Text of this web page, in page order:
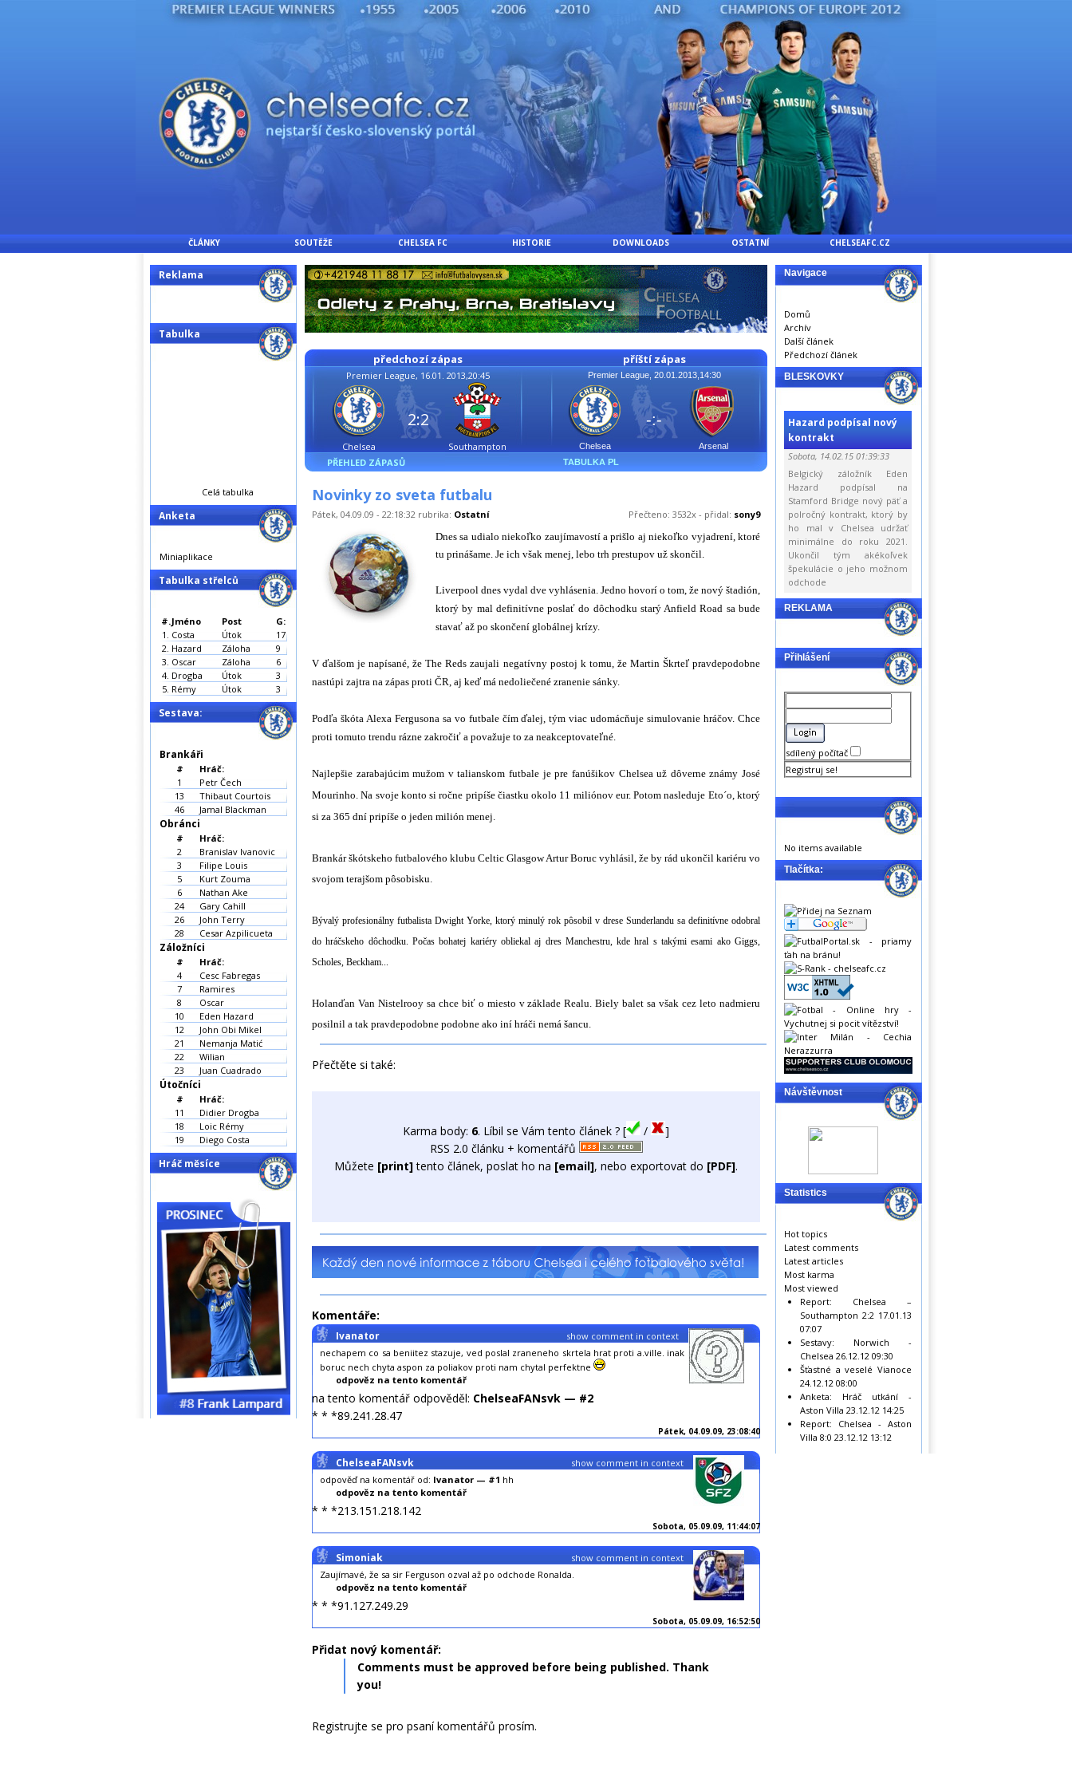
ČLÁNKY SOUTĚŽE CHELSEA FC HISTORIE DOWNLOADS OSTATNÍ CHELSEAFC.CZ
předchozí zápas
Premier League, 16.01. 2013,20:45
Chelsea Southampton
2:2
PŘEHLED ZÁPASŮ
příští zápas
Premier League, 20.01.2013,14:30
Chelsea Arsenal
-:-
TABULKA PL
Novinky zo sveta futbalu
Pátek, 04.09.09 - 22:18:32 rubrika: Ostatní Přečteno: 3532x - přidal: sony9
Dnes sa udialo niekoľko zaujímavostí a prišlo aj niekoľko vyjadrení, ktoré
tu prinášame. Je ich však menej, lebo trh prestupov už skončil.
Liverpool dnes vydal dve vyhlásenia. Jedno hovorí o tom, že nový štadión,
ktorý by mal definitívne poslať do dôchodku starý Anfield Road sa bude
stavať až po skončení globálnej krízy.
V ďalšom je napísané, že The Reds zaujali negatívny postoj k tomu, že Martin Škrteľ pravdepodobne
nastúpi zajtra na zápas proti ČR, aj keď má nedoliečené zranenie sánky.
Podľa škóta Alexa Fergusona sa vo futbale čím ďalej, tým viac udomácňuje simulovanie hráčov. Chce
proti tomuto trendu rázne zakročiť a považuje to za neakceptovateľné.
Najlepšie zarabajúcim mužom v talianskom futbale je pre fanúšikov Chelsea už dôverne známy José
Mourinho. Na svoje konto si ročne pripíše čiastku okolo 11 miliónov eur.Potom nasleduje Eto´o, ktorý
si za 365 dní pripíše o jeden milión menej.
Brankár škótskeho futbalového klubu Celtic Glasgow Artur Boruc vyhlásil, že by rád ukončil kariéru vo
svojom terajšom pôsobisku.
Bývalý profesionálny futbalista Dwight Yorke, ktorý minulý rok pôsobil v drese Sunderlandu sa definitívne odobral
do hráčskeho dôchodku. Počas bohatej kariéry obliekal aj dres Manchestru, kde hral s takými esami ako Giggs,
Scholes, Beckham...
Holanďan Van Nistelrooy sa chce biť o miesto v základe Realu. Biely balet sa však cez leto nadmieru
posilnil a tak pravdepodobne podobne ako iní hráči nemá šancu.
Přečtěte si také:
Karma body: 6. Líbil se Vám tento článek ? [ /
]
RSS 2.0 článku + komentářů
Můžete [print]tento článek, poslat ho na [email], nebo exportovat do [PDF].
Komentáře:
show comment in context
Ivanator
nechapem co sa beniitez stazuje, ved poslal zraneneho skrtela hrat proti a.ville. inak
boruc nech chyta aspon za poliakov proti nam chytal perfektne
odpověz na tento komentář
na tento komentář odpověděl: ChelseaFANsvk — #2
* * *89.241.28.47
Pátek, 04.09.09, 23:08:40
show comment in context
ChelseaFANsvk
odpověď na komentář od: Ivanator — #1 hh
odpověz na tento komentář
* * *213.151.218.142
Sobota, 05.09.09, 11:44:07
show comment in context
Simoniak
Zaujímavé, že sa sir Ferguson ozval až po odchode Ronalda.
odpověz na tento komentář
* * *91.127.249.29
Sobota, 05.09.09, 16:52:50
Přidat nový komentář:
Comments must be approved before being published. Thank
you!
Registrujte se pro psaní komentářů prosím.
Reklama
Tabulka
Celá tabulka
Anketa
Miniaplikace
Tabulka střelců
#.Jméno Post
G:
1. Costa Útok
17
2. Hazard Záloha
9
3. Oscar Záloha
6
4. Drogba Útok
3
5. Rémy Útok 3
Sestava:
Brankáři
#
Hráč:
1
Petr Čech
13
Thibaut Courtois
46
Jamal Blackman
Obránci
#
Hráč:
2
Branislav Ivanovic
3
Filipe Louis
5
Kurt Zouma
6
Nathan Ake
24
Gary Cahill
26
John Terry
28
Cesar Azpilicueta
Záložníci
#
Hráč:
4
Cesc Fabregas
7
Ramires
8
Oscar
10
Eden Hazard
12
John Obi Mikel
21
Nemanja Matić
22
Wilian
23
Juan Cuadrado
Útočníci
#
Hráč:
11
Didier Drogba
18
Loic Rémy
19
Diego Costa
Hráč měsíce
Navigace
Domů
Archív
Další článek
Předchozí článek
BLESKOVKY
Hazard podpísal nový
kontrakt
Sobota, 14.02.15 01:39:33
Belgický záložník Eden
Hazard podpísal na
Stamford Bridge nový päť a
polročný kontrakt, ktorý by
ho mal v Chelsea udržať
minimálne do roku 2021.
Ukončil tým akékoľvek
špekulácie o jeho možnom
odchode
REKLAMA
Přihlášení
sdílený počítač
Registruj se!
No items available
Tlačítka:
Návštěvnost
Statistics
Hot topics
Latest comments
Latest articles
Most karma
Most viewed
Report: Chelsea –
Southampton 2:2 17.01.13
07:07
Sestavy: Norwich -
Chelsea 26.12.12 09:30
Šťastné a veselé Vianoce
24.12.12 08:00
Anketa: Hráč utkání -
Aston Villa 23.12.12 14:25
Report: Chelsea - Aston
Villa 8:0 23.12.12 13:12